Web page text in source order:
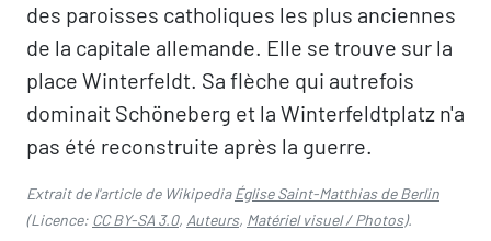
des paroisses catholiques les plus anciennes
de la capitale allemande. Elle se trouve sur la
place Winterfeldt. Sa flèche qui autrefois
dominait Schöneberg et la Winterfeldtplatz n'a
pas été reconstruite après la guerre.
Extrait de l'article de WikipediaÉglise Saint-Matthias de Berlin
(Licence: CC BY-SA 3.0, Auteurs, Matériel visuel / Photos).